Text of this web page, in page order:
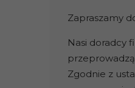
Zapraszamy
Nasi doradcy
Zgodnie z